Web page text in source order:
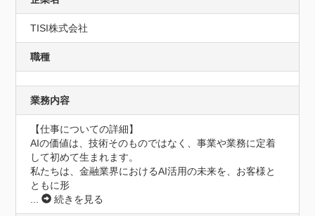
TISI株式会社
職種
業務内容
【仕事についての詳細】
AIの価値は、技術そのものではなく、事業や業務に定着
して初めて生まれます。
私たちは、金融業界におけるAI活用の未来を、お客様と
ともに形
...
続きを見る